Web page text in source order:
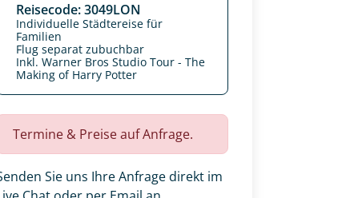
Reisecode: 3049LON
Individuelle Städtereise für
Familien
Flug separat zubuchbar
Inkl. Warner Bros Studio Tour - The
Making of Harry Potter
Termine & Preise auf Anfrage.
Sie uns Ihre Anfrage direkt im
für die Reise
gestalten wir Ihre